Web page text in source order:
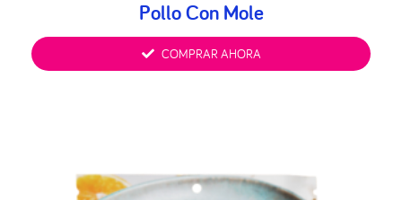
Pollo Con Mole
COMPRAR AHORA